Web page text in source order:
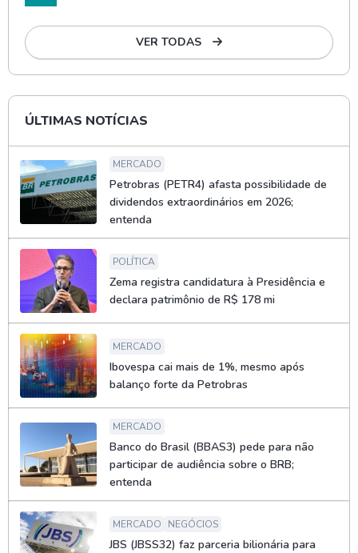
VER TODAS
ÚLTIMAS NOTÍCIAS
MERCADO
Petrobras (PETR4) afasta possibilidade de
dividendos extraordinários em 2026;
entenda
POLÍTICA
Zema registra candidatura à Presidência e
declara patrimônio de R$ 178 mi
MERCADO
Ibovespa cai mais de 1%, mesmo após
balanço forte da Petrobras
MERCADO
Banco do Brasil (BBAS3) pede para não
participar de audiência sobre o BRB;
entenda
MERCADO NEGÓCIOS
JBS (JBSS32) faz parceria bilionária para